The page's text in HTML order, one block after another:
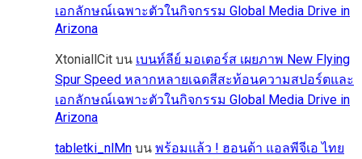
เอกลักษณ์เฉพาะตัวในกิจกรรม Global Media Drive in
Arizona
XtoniallCit บน เบนท์ลีย์ มอเตอร์ส เผยภาพ New Flying
Spur Speed หลากหลายเฉดสีสะท้อนความสปอร์ตและ
เอกลักษณ์เฉพาะตัวในกิจกรรม Global Media Drive in
Arizona
tabletki_nlMn บน พร้อมแล้ว ! ฮอนด้า แอลพีจีเอ ไทย